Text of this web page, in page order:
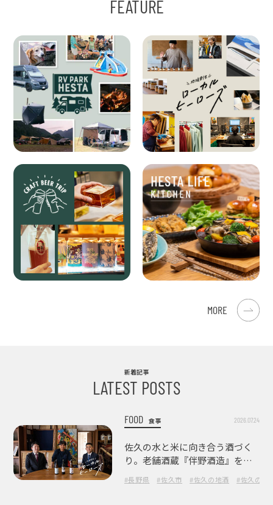
FEATURE
MORE
新着記事
LATEST POSTS
FOOD 食事 2026.07.24
佐久の水と米に向き合う酒づく
り。老舗酒蔵『伴野酒造』を訪
#長野県 #佐久市 #佐久の地酒 #佐久の酒